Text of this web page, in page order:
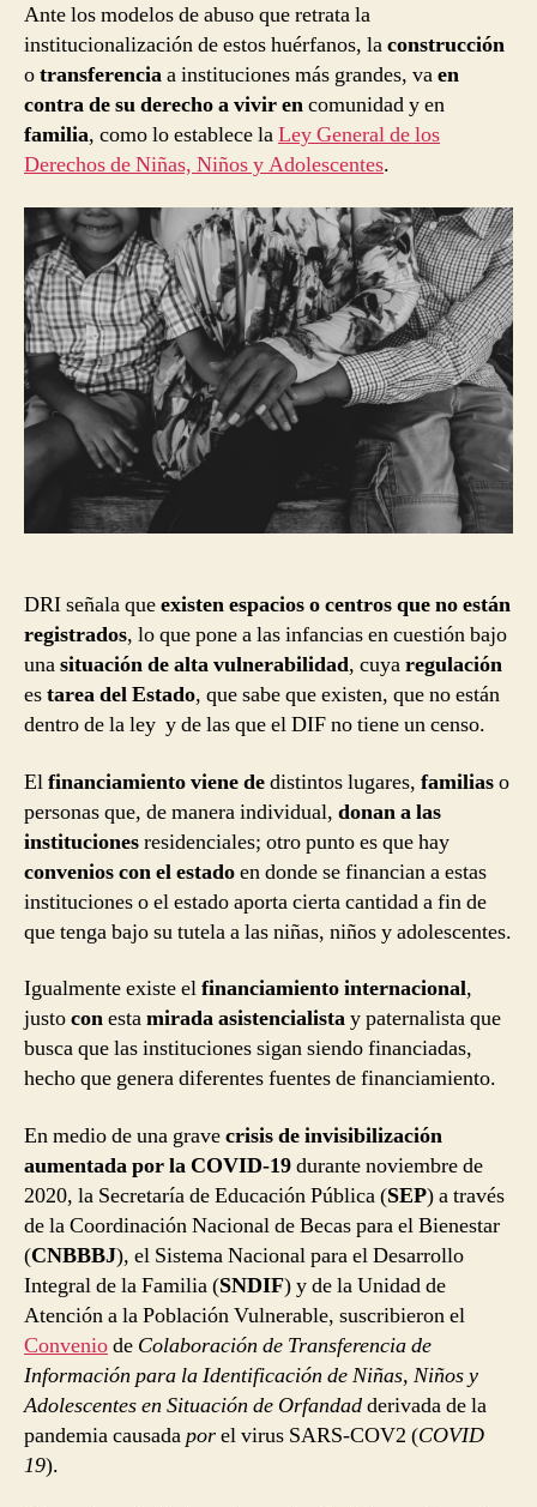
Ante los modelos de abuso que retrata la
institucionalización de estos huérfanos, laconstrucción
otransferenciaa instituciones más grandes, vaen
contra de su derecho a vivir encomunidad y en
familia, como lo establece laLey General de los
Derechos de Niñas, Niños y Adolescentes.
DRI señala queexisten espacios o centros que no están
registrados, lo que pone a las infancias en cuestión bajo
unasituación de alta vulnerabilidad, cuyaregulación
estarea del Estado, que sabe que existen, que no están
dentro de la ley y de las que el DIF no tiene un censo.
Elfinanciamiento viene dedistintos lugares, familiaso
personas que, de manera individual, donan a las
institucionesresidenciales; otro punto es que hay
convenios con el estadoen donde se financian a estas
instituciones o el estado aporta cierta cantidad a fin de
que tenga bajo su tutela a las niñas, niños y adolescentes.
Igualmente existe elfinanciamiento internacional,
justoconestamirada asistencialistay paternalista que
busca que las instituciones sigan siendo financiadas,
hecho que genera diferentes fuentes de financiamiento.
En medio de una gravecrisis de invisibilización
aumentada por la COVID-19durante noviembre de
2020, la Secretaría de Educación Pública (SEP) a través
de la Coordinación Nacional de Becas para el Bienestar
(CNBBBJ), el Sistema Nacional para el Desarrollo
Integral de la Familia (SNDIF) y de la Unidad de
Atención a la Población Vulnerable, suscribieron el
Conveniode Colaboración de Transferencia de
Información para la Identificación de Niñas, Niños y
Adolescentes en Situación de Orfandadderivada de la
pandemia causadaporel virus SARS-COV2 (COVID
19).